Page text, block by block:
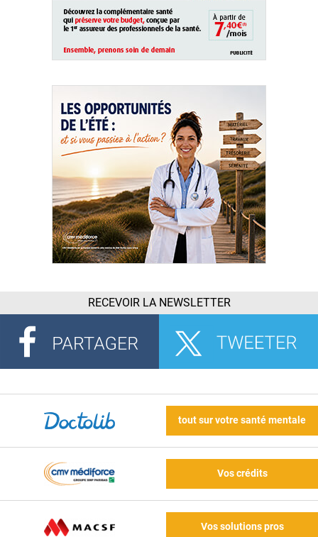
RECEVOIR LA NEWSLETTER
tout sur votre santé mentale
Vos crédits
Vos solutions pros